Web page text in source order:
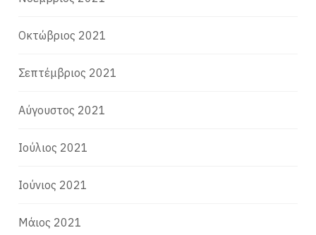
Οκτώβριος 2021
Σεπτέμβριος 2021
Αύγουστος 2021
Ιούλιος 2021
Ιούνιος 2021
Μάιος 2021